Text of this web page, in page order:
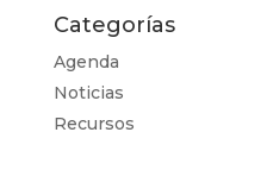
Categorías
Agenda
Noticias
Recursos